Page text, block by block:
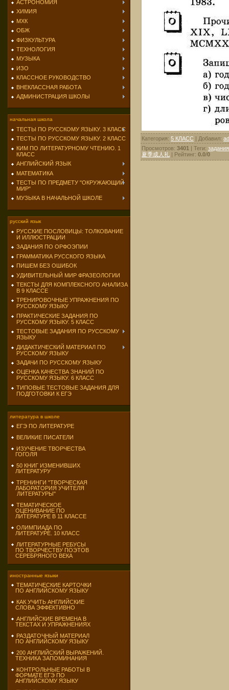
АСТРОНОМИЯ
ХИМИЯ
МХК
ОБЖ
ФИЗКУЛЬТУРА
ТЕХНОЛОГИЯ
МУЗЫКА
ИЗО
КЛАССНОЕ РУКОВОДСТВО
ВНЕКЛАССНАЯ РАБОТА
АДМИНИСТРАЦИЯ ШКОЛЫ
начальная школа
ТЕСТЫ ПО РУССКОМУ ЯЗЫКУ. 3 КЛАСС
ТЕСТЫ ПО РУССКОМУ ЯЗЫКУ. 2 КЛАСС
КИМ ПО ЛИТЕРАТУРНОМУ ЧТЕНИЮ. 1
КЛАСС
АНГЛИЙСКИЙ ЯЗЫК
МАТЕМАТИКА
ТЕСТЫ ПО ПРЕДМЕТУ "ОКРУЖАЮЩИЙ
МИР"
МУЗЫКА В НАЧАЛЬНОЙ ШКОЛЕ
русский язык
РУССКИЕ ПОСЛОВИЦЫ: ТОЛКОВАНИЕ
И ИЛЛЮСТРАЦИИ
ЗАДАНИЯ ПО ОРФОЭПИИ
ГРАММАТИКА РУССКОГО ЯЗЫКА
ПИШЕМ БЕЗ ОШИБОК
УДИВИТЕЛЬНЫЙ МИР ФРАЗЕОЛОГИИ
ТЕКСТЫ ДЛЯ КОМПЛЕКСНОГО АНАЛИЗА
В 9 КЛАССЕ
ТРЕНИРОВОЧНЫЕ УПРАЖНЕНИЯ ПО
РУССКОМУ ЯЗЫКУ
ПРАКТИЧЕСКИЕ ЗАДАНИЯ ПО
РУССКОМУ ЯЗЫКУ. 5 КЛАСС
ТЕСТОВЫЕ ЗАДАНИЯ ПО РУССКОМУ
ЯЗЫКУ
ДИДАКТИЧЕСКИЙ МАТЕРИАЛ ПО
РУССКОМУ ЯЗЫКУ
ЗАДАЧИ ПО РУССКОМУ ЯЗЫКУ
ОЦЕНКА КАЧЕСТВА ЗНАНИЙ ПО
РУССКОМУ ЯЗЫКУ. 6 КЛАСС
ТИПОВЫЕ ТЕСТОВЫЕ ЗАДАНИЯ ДЛЯ
ПОДГОТОВКИ К ЕГЭ
литература в школе
ЕГЭ ПО ЛИТЕРАТУРЕ
ВЕЛИКИЕ ПИСАТЕЛИ
ИЗУЧЕНИЕ ТВОРЧЕСТВА
ГОГОЛЯ
50 КНИГ ИЗМЕНИВШИХ
ЛИТЕРАТУРУ
ТРЕНИНГИ "ТВОРЧЕСКАЯ
ЛАБОРАТОРИЯ УЧИТЕЛЯ
ЛИТЕРАТУРЫ"
ТЕМАТИЧЕСКОЕ
ОЦЕНИВАНИЕ ПО
ЛИТЕРАТУРЕ В 11 КЛАССЕ
ОЛИМПИАДА ПО
ЛИТЕРАТУРЕ. 10 КЛАСС
ЛИТЕРАТУРНЫЕ РЕБУСЫ
ПО ТВОРЧЕСТВУ ПОЭТОВ
СЕРЕБРЯНОГО ВЕКА
иностранные языки
ТЕМАТИЧЕСКИЕ КАРТОЧКИ
ПО АНГЛИЙСКОМУ ЯЗЫКУ
КАК УЧИТЬ АНГЛИЙСКИЕ
СЛОВА ЭФФЕКТИВНО
АНГЛИЙСКИЕ ВРЕМЕНА В
ТЕКСТАХ И УПРАЖНЕНИЯХ
РАЗДАТОЧНЫЙ МАТЕРИАЛ
ПО АНГЛИЙСКОМУ ЯЗЫКУ
200 АНГЛИЙСКИЙ ВЫРАЖЕНИЙ.
ТЕХНИКА ЗАПОМИНАНИЯ
КОНТРОЛЬНЫЕ РАБОТЫ В
ФОРМАТЕ ЕГЭ ПО
АНГЛИЙСКОМУ ЯЗЫКУ
Категория: 5 КЛАСС | Добавил:
Просмотров: 3401 | Теги:
夏季成人礼 | Рейтинг: 0.0/0